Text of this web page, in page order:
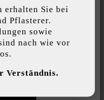
Mehr Informationen
erhalten Sie bei
Pflasterer.
sowie
nach wie vor
Verständnis.